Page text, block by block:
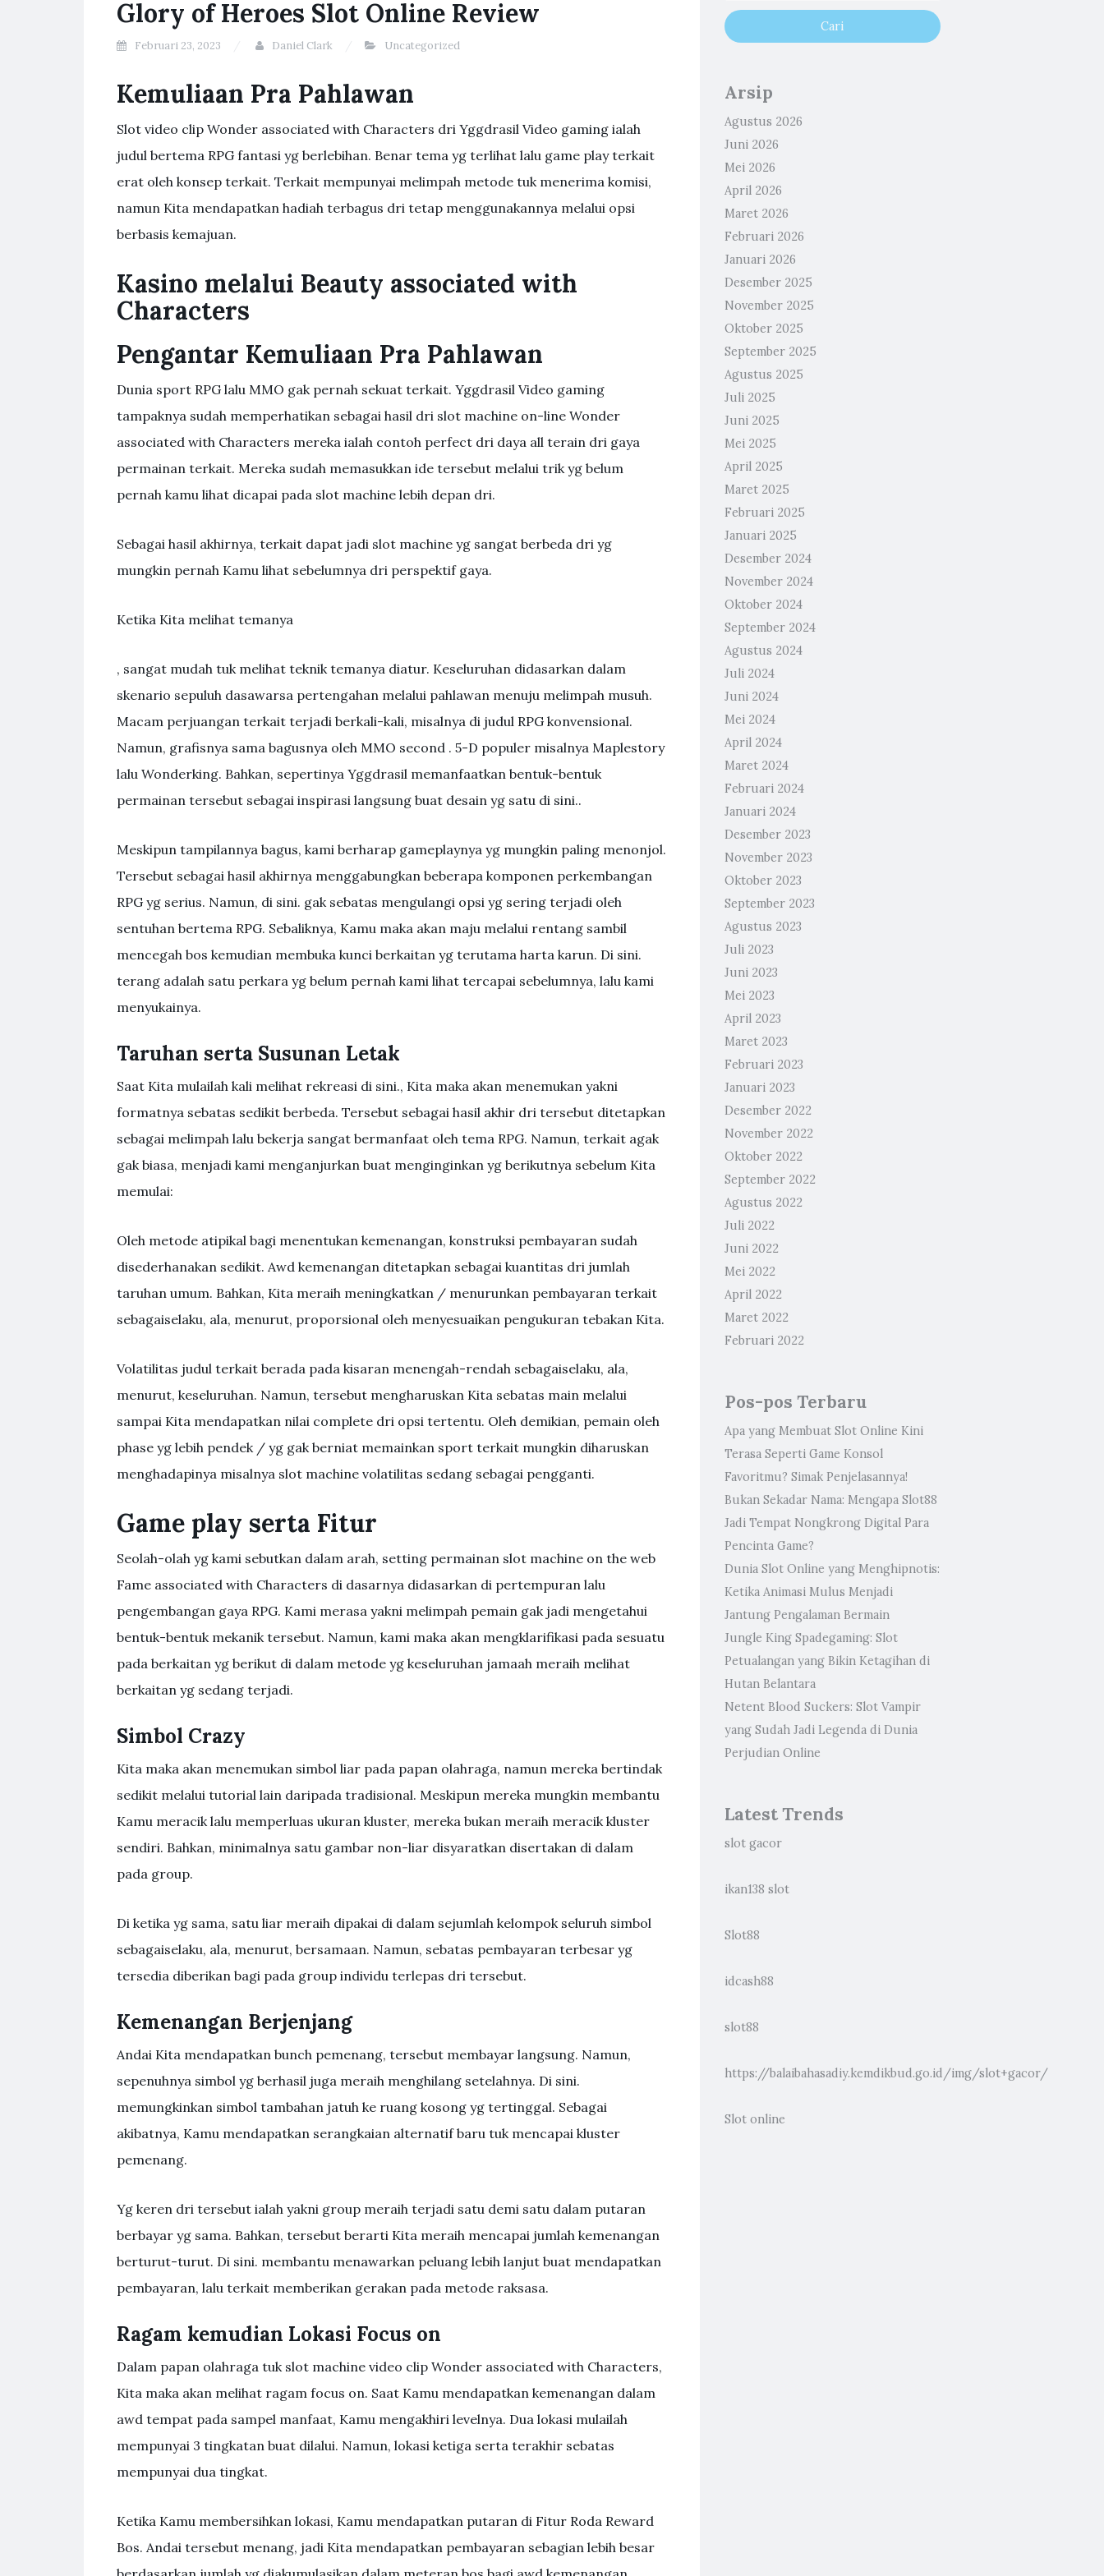
Glory of Heroes Slot Online Review
Februari 23, 2023 Daniel Clark Uncategorized
Kemuliaan Pra Pahlawan
Slot video clip Wonder associated with Characters dri Yggdrasil Video gaming ialah
judul bertema RPG fantasi yg berlebihan. Benar tema yg terlihat lalu game play terkait
erat oleh konsep terkait. Terkait mempunyai melimpah metode tuk menerima komisi,
namun Kita mendapatkan hadiah terbagus dri tetap menggunakannya melalui opsi
berbasis kemajuan.
Kasino melalui Beauty associated with
Characters
Pengantar Kemuliaan Pra Pahlawan
Dunia sport RPG lalu MMO gak pernah sekuat terkait. Yggdrasil Video gaming
tampaknya sudah memperhatikan sebagai hasil dri slot machine on-line Wonder
associated with Characters mereka ialah contoh perfect dri daya all terain dri gaya
permainan terkait. Mereka sudah memasukkan ide tersebut melalui trik yg belum
pernah kamu lihat dicapai pada slot machine lebih depan dri.
Sebagai hasil akhirnya, terkait dapat jadi slot machine yg sangat berbeda dri yg
mungkin pernah Kamu lihat sebelumnya dri perspektif gaya.
Ketika Kita melihat temanya
, sangat mudah tuk melihat teknik temanya diatur. Keseluruhan didasarkan dalam
skenario sepuluh dasawarsa pertengahan melalui pahlawan menuju melimpah musuh.
Macam perjuangan terkait terjadi berkali-kali, misalnya di judul RPG konvensional.
Namun, grafisnya sama bagusnya oleh MMO second . 5-D populer misalnya Maplestory
lalu Wonderking. Bahkan, sepertinya Yggdrasil memanfaatkan bentuk-bentuk
permainan tersebut sebagai inspirasi langsung buat desain yg satu di sini..
Meskipun tampilannya bagus, kami berharap gameplaynya yg mungkin paling menonjol.
Tersebut sebagai hasil akhirnya menggabungkan beberapa komponen perkembangan
RPG yg serius. Namun, di sini. gak sebatas mengulangi opsi yg sering terjadi oleh
sentuhan bertema RPG. Sebaliknya, Kamu maka akan maju melalui rentang sambil
mencegah bos kemudian membuka kunci berkaitan yg terutama harta karun. Di sini.
terang adalah satu perkara yg belum pernah kami lihat tercapai sebelumnya, lalu kami
menyukainya.
Taruhan serta Susunan Letak
Saat Kita mulailah kali melihat rekreasi di sini., Kita maka akan menemukan yakni
formatnya sebatas sedikit berbeda. Tersebut sebagai hasil akhir dri tersebut ditetapkan
sebagai melimpah lalu bekerja sangat bermanfaat oleh tema RPG. Namun, terkait agak
gak biasa, menjadi kami menganjurkan buat menginginkan yg berikutnya sebelum Kita
memulai:
Oleh metode atipikal bagi menentukan kemenangan, konstruksi pembayaran sudah
disederhanakan sedikit. Awd kemenangan ditetapkan sebagai kuantitas dri jumlah
taruhan umum. Bahkan, Kita meraih meningkatkan / menurunkan pembayaran terkait
sebagaiselaku, ala, menurut, proporsional oleh menyesuaikan pengukuran tebakan Kita.
Volatilitas judul terkait berada pada kisaran menengah-rendah sebagaiselaku, ala,
menurut, keseluruhan. Namun, tersebut mengharuskan Kita sebatas main melalui
sampai Kita mendapatkan nilai complete dri opsi tertentu. Oleh demikian, pemain oleh
phase yg lebih pendek / yg gak berniat memainkan sport terkait mungkin diharuskan
menghadapinya misalnya slot machine volatilitas sedang sebagai pengganti.
Game play serta Fitur
Seolah-olah yg kami sebutkan dalam arah, setting permainan slot machine on the web
Fame associated with Characters di dasarnya didasarkan di pertempuran lalu
pengembangan gaya RPG. Kami merasa yakni melimpah pemain gak jadi mengetahui
bentuk-bentuk mekanik tersebut. Namun, kami maka akan mengklarifikasi pada sesuatu
pada berkaitan yg berikut di dalam metode yg keseluruhan jamaah meraih melihat
berkaitan yg sedang terjadi.
Simbol Crazy
Kita maka akan menemukan simbol liar pada papan olahraga, namun mereka bertindak
sedikit melalui tutorial lain daripada tradisional. Meskipun mereka mungkin membantu
Kamu meracik lalu memperluas ukuran kluster, mereka bukan meraih meracik kluster
sendiri. Bahkan, minimalnya satu gambar non-liar disyaratkan disertakan di dalam
pada group.
Di ketika yg sama, satu liar meraih dipakai di dalam sejumlah kelompok seluruh simbol
sebagaiselaku, ala, menurut, bersamaan. Namun, sebatas pembayaran terbesar yg
tersedia diberikan bagi pada group individu terlepas dri tersebut.
Kemenangan Berjenjang
Andai Kita mendapatkan bunch pemenang, tersebut membayar langsung. Namun,
sepenuhnya simbol yg berhasil juga meraih menghilang setelahnya. Di sini.
memungkinkan simbol tambahan jatuh ke ruang kosong yg tertinggal. Sebagai
akibatnya, Kamu mendapatkan serangkaian alternatif baru tuk mencapai kluster
pemenang.
Yg keren dri tersebut ialah yakni group meraih terjadi satu demi satu dalam putaran
berbayar yg sama. Bahkan, tersebut berarti Kita meraih mencapai jumlah kemenangan
berturut-turut. Di sini. membantu menawarkan peluang lebih lanjut buat mendapatkan
pembayaran, lalu terkait memberikan gerakan pada metode raksasa.
Ragam kemudian Lokasi Focus on
Dalam papan olahraga tuk slot machine video clip Wonder associated with Characters,
Kita maka akan melihat ragam focus on. Saat Kamu mendapatkan kemenangan dalam
awd tempat pada sampel manfaat, Kamu mengakhiri levelnya. Dua lokasi mulailah
mempunyai 3 tingkatan buat dilalui. Namun, lokasi ketiga serta terakhir sebatas
mempunyai dua tingkat.
Ketika Kamu membersihkan lokasi, Kamu mendapatkan putaran di Fitur Roda Reward
Bos. Andai tersebut menang, jadi Kita mendapatkan pembayaran sebagian lebih besar
Arsip
Agustus 2026
Juni 2026
Mei 2026
April 2026
Maret 2026
Februari 2026
Januari 2026
Desember 2025
November 2025
Oktober 2025
September 2025
Agustus 2025
Juli 2025
Juni 2025
Mei 2025
April 2025
Maret 2025
Februari 2025
Januari 2025
Desember 2024
November 2024
Oktober 2024
September 2024
Agustus 2024
Juli 2024
Juni 2024
Mei 2024
April 2024
Maret 2024
Februari 2024
Januari 2024
Desember 2023
November 2023
Oktober 2023
September 2023
Agustus 2023
Juli 2023
Juni 2023
Mei 2023
April 2023
Maret 2023
Februari 2023
Januari 2023
Desember 2022
November 2022
Oktober 2022
September 2022
Agustus 2022
Juli 2022
Juni 2022
Mei 2022
April 2022
Maret 2022
Februari 2022
Pos-pos Terbaru
Apa yang Membuat Slot Online Kini
Terasa Seperti Game Konsol
Favoritmu? Simak Penjelasannya!
Bukan Sekadar Nama: Mengapa Slot88
Jadi Tempat Nongkrong Digital Para
Pencinta Game?
Dunia Slot Online yang Menghipnotis:
Ketika Animasi Mulus Menjadi
Jantung Pengalaman Bermain
Jungle King Spadegaming: Slot
Petualangan yang Bikin Ketagihan di
Hutan Belantara
Netent Blood Suckers: Slot Vampir
yang Sudah Jadi Legenda di Dunia
Perjudian Online
Latest Trends
slot gacor
ikan138 slot
Slot88
idcash88
slot88
https://balaibahasadiy.kemdikbud.go.id/img/slot+gacor/
Slot online